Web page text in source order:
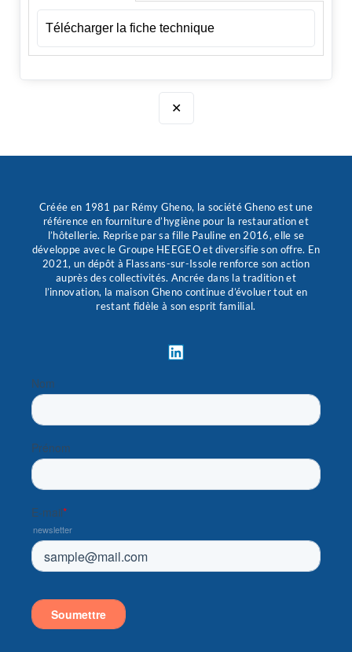
Télécharger la fiche technique
✕
Créée en 1981 par Rémy Gheno, la société Gheno est une
référence en fourniture d’hygiène pour la restauration et
l’hôtellerie. Reprise par sa fille Pauline en 2016, elle se
développe avec le Groupe HEEGEO et diversifie son offre. En
2021, un dépôt à Flassans-sur-Issole renforce son action
auprès des collectivités. Ancrée dans la tradition et
l’innovation, la maison Gheno continue d’évoluer tout en
restant fidèle à son esprit familial.
L
i
k
d
n